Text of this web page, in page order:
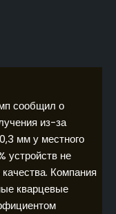
сообщил о
из-за
мм у местного
устройств не
Компания
кварцевые